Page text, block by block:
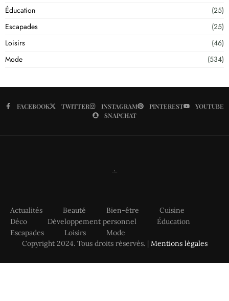
Éducation
(25)
Escapades
(25)
Loisirs
(46)
Mode
(534)
FACEBOOK TWITTER INSTAGRAM PINTEREST
YOUTUBE
SNAPCHAT
Actualités Beauté Bien-être
Cuisine
Déco
Développement personnel
Éducation
Escapades
Loisirs
Mode
Copyright 2024. Tous droits réservés. | Mentions légales